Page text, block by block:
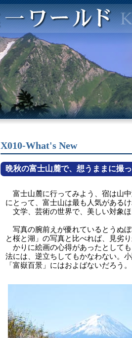
X010-What's New
晩秋の富士山麓で、想うままに
富士山麓に行ってみよう、宿は山
にとって、富士山は最も人気がある
文学、芸術の世界で、美しい対象ほ
写真の腕前えが優れているとうぬ
と桜と湖」の写真と比べれば、見劣り
かりに絵画の心得があったとして
法には、逆立ちしてもかなわない。
「富嶽百景」にはおよばないだろう。